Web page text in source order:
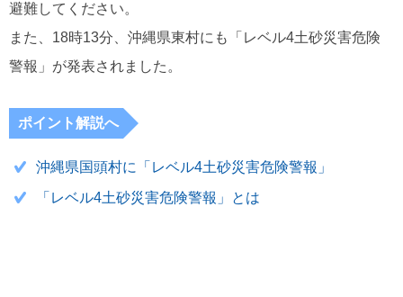
避難してください。
また、18時13分、沖縄県東村にも「レベル4土砂災害危険
警報」が発表されました。
ポイント解説へ
沖縄県国頭村に「レベル4土砂災害危険警報」
「レベル4土砂災害危険警報」とは